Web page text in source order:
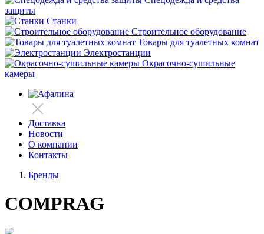
защиты
Станки
Строительное оборудование
Товары для туалетных комнат
Электростанции
Окрасочно-сушильные
камеры
Доставка
Новости
О компании
Контакты
Бренды
COMPRAG